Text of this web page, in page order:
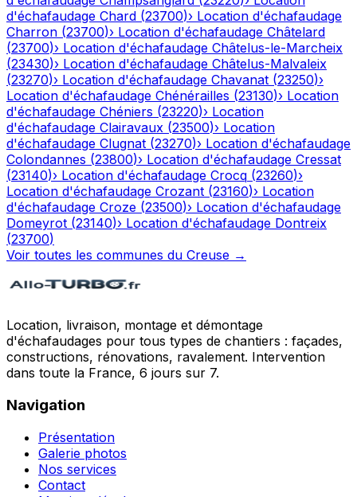
d'échafaudage Chard (23700)› Location d'échafaudage
Charron (23700)› Location d'échafaudage Châtelard
(23700)› Location d'échafaudage Châtelus-le-Marcheix
(23430)› Location d'échafaudage Châtelus-Malvaleix
(23270)› Location d'échafaudage Chavanat (23250)›
Location d'échafaudage Chénérailles (23130)› Location
d'échafaudage Chéniers (23220)› Location
d'échafaudage Clairavaux (23500)› Location
d'échafaudage Clugnat (23270)› Location d'échafaudage
Colondannes (23800)› Location d'échafaudage Cressat
(23140)› Location d'échafaudage Crocq (23260)›
Location d'échafaudage Crozant (23160)› Location
d'échafaudage Croze (23500)› Location d'échafaudage
Domeyrot (23140)› Location d'échafaudage Dontreix
(23700)
Voir toutes les communes du Creuse →
Location, livraison, montage et démontage
d'échafaudages pour tous types de chantiers : façades,
constructions, rénovations, ravalement. Intervention
dans toute la France, 6 jours sur 7.
Navigation
Présentation
Galerie photos
Nos services
Contact